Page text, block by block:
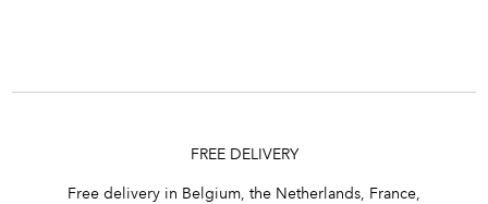
FREE DELIVERY
Free delivery in Belgium, the Netherlands, France,